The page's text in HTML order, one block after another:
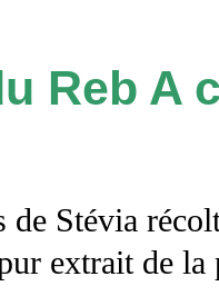
Reb A
Stévia
extrait de la